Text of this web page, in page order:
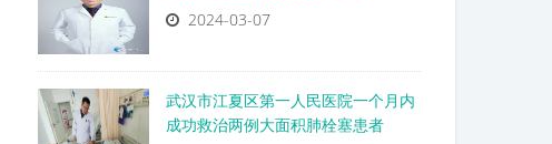
2024-03-07
武汉市江夏区第一人民医院一个月内
成功救治两例大面积肺栓塞患者